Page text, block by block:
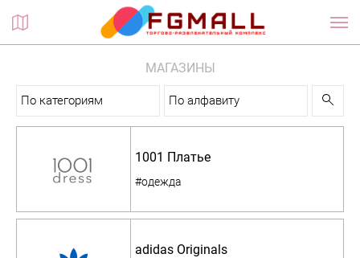
Планы этажей
МАГАЗИНЫ
По категориям По алфавиту
1001 Платье
#одежда
adidas Originals